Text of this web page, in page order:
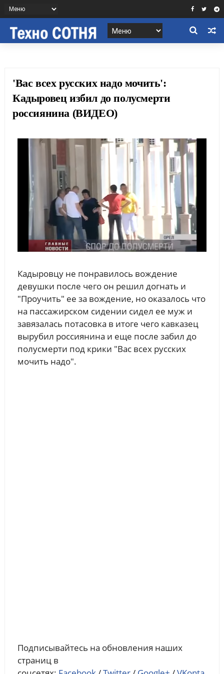
'Вас всех русских надо мочить':
Кадыровец избил до полусмерти
россиянина (ВИДЕО)
Кадыровцу не понравилось вождение
девушки после чего он решил догнать и
"Проучить" ее за вождение, но оказалось что
на пассажирском сидении сидел ее муж и
завязалась потасовка в итоге чего кавказец
вырубил россиянина и еще после забил до
полусмерти под крики "Вас всех русских
мочить надо".
Подписывайтесь на обновления наших
страниц в